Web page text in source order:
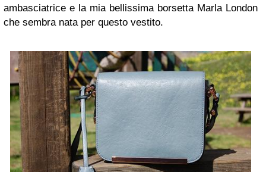
ambasciatrice e la mia bellissima borsetta Marla London
che sembra nata per questo vestito.